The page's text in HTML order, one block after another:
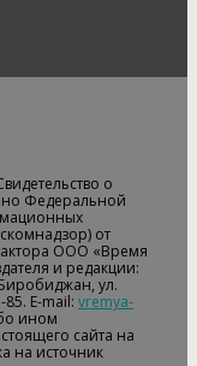
о
Федеральной
от
ООО «Время
и редакции:
ул.
E-mail: vremya-
ином
сайта на
на источник